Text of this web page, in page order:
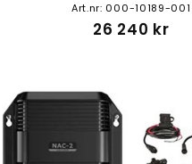
Art.nr: 000-10189-001
26 240 kr